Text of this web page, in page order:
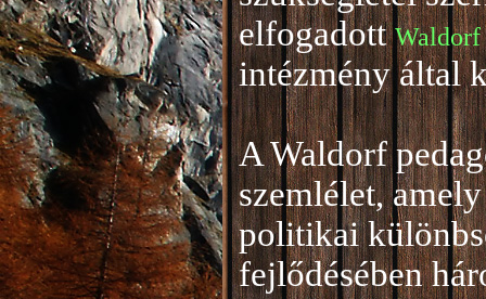
elfogadott Waldorf
intézmény által
A Waldorf
szemlélet,
politikai
fejlődésében